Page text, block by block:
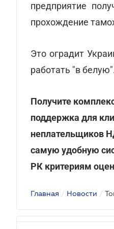
предприятие
прохождение
Это оградит
работать "в
Получите
поддержка для
неплательщиков
самую удобную
РК критериям
Главная / Новости /